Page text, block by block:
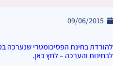
09/06/2015
לבחינות והערכה – לחץ כאן.